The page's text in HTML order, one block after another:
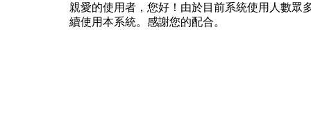
親愛的使用者，您好！由於目前系統使用人數眾
續使用本系統。感謝您的配合。